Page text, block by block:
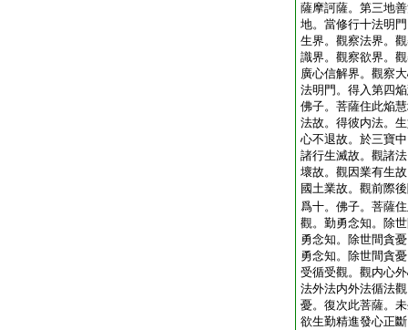
薩摩訶薩。第三地
地。當修行十法明
生界。觀察法界。
識界。觀察欲界。
廣心信解界。觀察
法明門。得入第四
佛子。菩薩住此焔
法故。得彼内法。
心不退故。於三寶
諸行生滅故。觀諸
壞故。觀因業有生
國土業故。觀前際
爲十。佛子。菩薩
觀。勤勇念知。除
勇念知。除世間貪
勇念知。除世間貪
受循受觀。觀内心
法外法内外法循法
憂。復次此菩薩。
欲生勤精進發心正